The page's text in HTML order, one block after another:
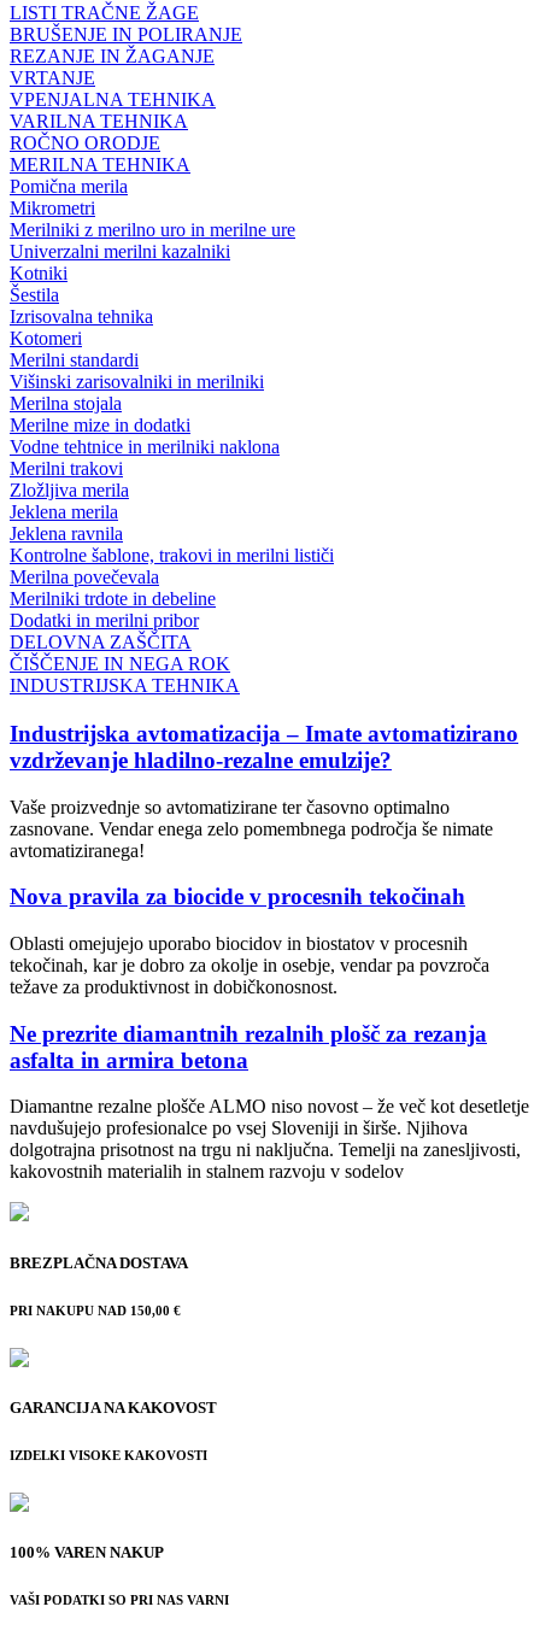
LISTI TRAČNE ŽAGE
BRUŠENJE IN POLIRANJE
REZANJE IN ŽAGANJE
VRTANJE
VPENJALNA TEHNIKA
VARILNA TEHNIKA
ROČNO ORODJE
MERILNA TEHNIKA
Pomična merila
Mikrometri
Merilniki z merilno uro in merilne ure
Univerzalni merilni kazalniki
Kotniki
Šestila
Izrisovalna tehnika
Kotomeri
Merilni standardi
Višinski zarisovalniki in merilniki
Merilna stojala
Merilne mize in dodatki
Vodne tehtnice in merilniki naklona
Merilni trakovi
Zložljiva merila
Jeklena merila
Jeklena ravnila
Kontrolne šablone, trakovi in merilni lističi
Merilna povečevala
Merilniki trdote in debeline
Dodatki in merilni pribor
DELOVNA ZAŠČITA
ČIŠČENJE IN NEGA ROK
INDUSTRIJSKA TEHNIKA
Industrijska avtomatizacija – Imate avtomatizirano
vzdrževanje hladilno-rezalne emulzije?
Vaše proizvednje so avtomatizirane ter časovno optimalno
zasnovane. Vendar enega zelo pomembnega področja še nimate
avtomatiziranega!
Nova pravila za biocide v procesnih tekočinah
Oblasti omejujejo uporabo biocidov in biostatov v procesnih
tekočinah, kar je dobro za okolje in osebje, vendar pa povzroča
težave za produktivnost in dobičkonosnost.
Ne prezrite diamantnih rezalnih plošč za rezanja
asfalta in armira betona
Diamantne rezalne plošče ALMO niso novost – že več kot desetletje
navdušujejo profesionalce po vsej Sloveniji in širše. Njihova
dolgotrajna prisotnost na trgu ni naključna. Temelji na zanesljivosti,
kakovostnih materialih in stalnem razvoju v sodelov
BREZPLAČNA DOSTAVA
PRI NAKUPU NAD 150,00 €
GARANCIJA NA KAKOVOST
IZDELKI VISOKE KAKOVOSTI
100% VAREN NAKUP
VAŠI PODATKI SO PRI NAS VARNI